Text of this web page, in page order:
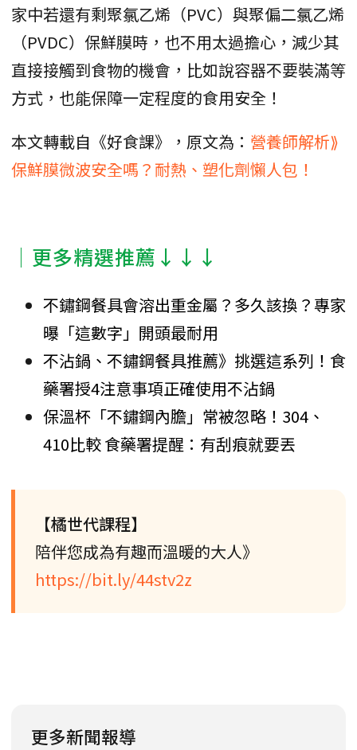
家中若還有剩聚氯乙烯（PVC）與聚偏二氯乙烯
（PVDC）保鮮膜時，也不用太過擔心，減少其
直接接觸到食物的機會，比如說容器不要裝滿等
方式，也能保障一定程度的食用安全！
本文轉載自《好食課》，原文為： 營養師解析⟫
保鮮膜微波安全嗎？耐熱、塑化劑懶人包！
│更多精選推薦↓↓↓
不鏽鋼餐具會溶出重金屬？多久該換？專家
曝「這數字」開頭最耐用
不沾鍋、不鏽鋼餐具推薦》挑選這系列！食
藥署授4注意事項正確使用不沾鍋
保溫杯「不鏽鋼內膽」常被忽略！304、
410比較 食藥署提醒：有刮痕就要丟
【橘世代課程】
陪伴您成為有趣而溫暖的大人》
https://bit.ly/44stv2z
更多新聞報導